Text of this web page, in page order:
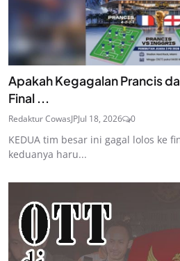
Apakah Kegagalan Prancis
Final ...
Redaktur CowasJPJul 18, 2026 0
KEDUA tim besar ini gagal lolos ke
keduanya haru...